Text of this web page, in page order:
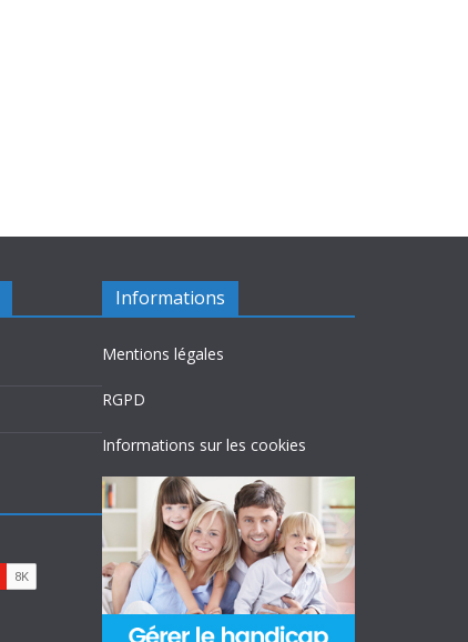
Informations
Mentions légales
RGPD
Informations sur les cookies